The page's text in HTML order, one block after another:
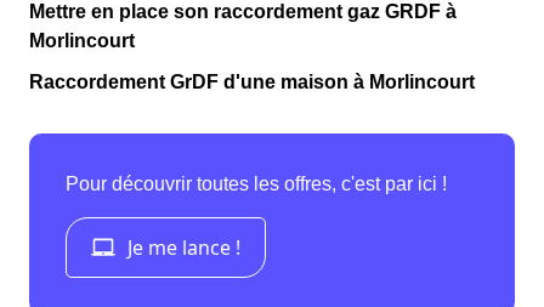
Mettre en place son raccordement gaz GRDF à
Morlincourt
Raccordement GrDF d'une maison à Morlincourt